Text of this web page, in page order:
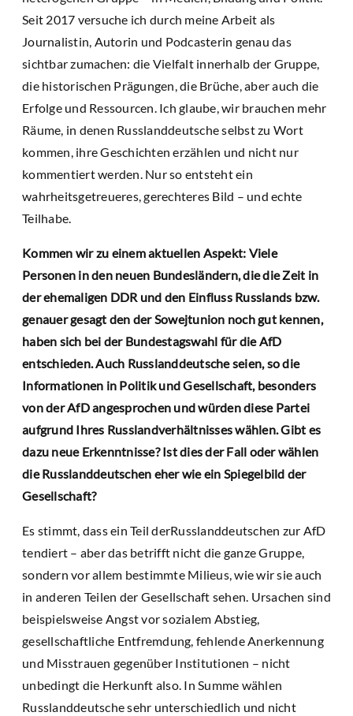
Seit 2017 versuche ich durch meine Arbeit als
Journalistin, Autorin und Podcasterin genau das
sichtbar zumachen: die Vielfalt innerhalb der Gruppe,
die historischen Prägungen, die Brüche, aber auch die
Erfolge und Ressourcen. Ich glaube, wir brauchen mehr
Räume, in denen Russlanddeutsche selbst zu Wort
kommen, ihre Geschichten erzählen und nicht nur
kommentiert werden. Nur so entsteht ein
wahrheitsgetreueres, gerechteres Bild – und echte
Teilhabe.
Kommen wir zu einem aktuellen Aspekt: Viele
Personen in den neuen Bundesländern, die die Zeit in
der ehemaligen DDR und den Einfluss Russlands bzw.
genauer gesagt den der Sowejtunion noch gut kennen,
haben sich bei der Bundestagswahl für die AfD
entschieden. Auch Russlanddeutsche seien, so die
Informationen in Politik und Gesellschaft, besonders
von der AfD angesprochen und würden diese Partei
aufgrund Ihres Russlandverhältnisses wählen. Gibt es
dazu neue Erkenntnisse? Ist dies der Fall oder wählen
die Russlanddeutschen eher wie ein Spiegelbild der
Gesellschaft?
Es stimmt, dass ein Teil derRusslanddeutschen zur AfD
tendiert – aber das betrifft nicht die ganze Gruppe,
sondern vor allem bestimmte Milieus, wie wir sie auch
in anderen Teilen der Gesellschaft sehen. Ursachen sind
beispielsweise Angst vor sozialem Abstieg,
gesellschaftliche Entfremdung, fehlende Anerkennung
und Misstrauen gegenüber Institutionen – nicht
unbedingt die Herkunft also. In Summe wählen
Russlanddeutsche sehr unterschiedlich und nicht